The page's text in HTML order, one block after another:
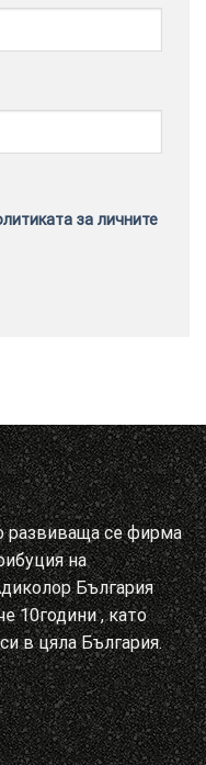
за личните
развиваща се фирма
на
България
10години , като
в цяла България.